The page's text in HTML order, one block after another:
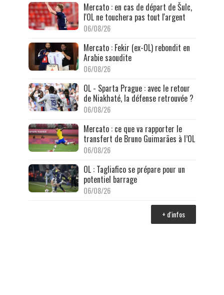
Mercato : en cas de départ de Šulc,
l'OL ne touchera pas tout l'argent
06/08/26
Mercato : Fekir (ex-OL) rebondit en
Arabie saoudite
06/08/26
OL - Sparta Prague : avec le retour
de Niakhaté, la défense retrouvée ?
06/08/26
Mercato : ce que va rapporter le
transfert de Bruno Guimarães à l’OL
06/08/26
OL : Tagliafico se prépare pour un
potentiel barrage
06/08/26
+ d'infos